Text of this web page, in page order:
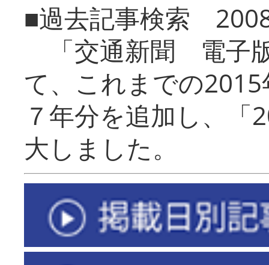
■過去記事検索
「交通新聞 電子
て、これまでの
７年分を追加し、「
大しまし